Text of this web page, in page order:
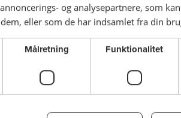
stressede og
dette evige
gør vi nu også
og analysepartnere, som
eller som de har indsamlet fra din
Målretning Funktionalitet